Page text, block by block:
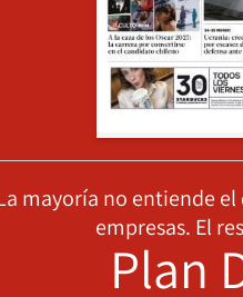
mayoría no entiende
empresas. El
Plan